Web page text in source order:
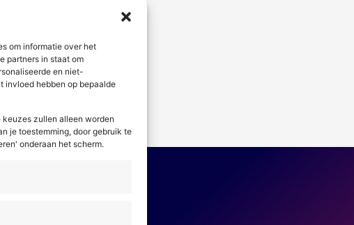
om informatie over het
partners in staat om
en niet-
invloed hebben op bepaalde
zullen alleen worden
je toestemming, door gebruik te
onderaan het scherm.